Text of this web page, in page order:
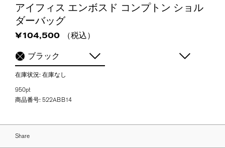
アイフィス エンボスド コンプトン ショル
ダーバッグ
¥104,500
（税込）
ブラック
在庫状況: 在庫なし
950pt
商品番号: 522ABB14
Share